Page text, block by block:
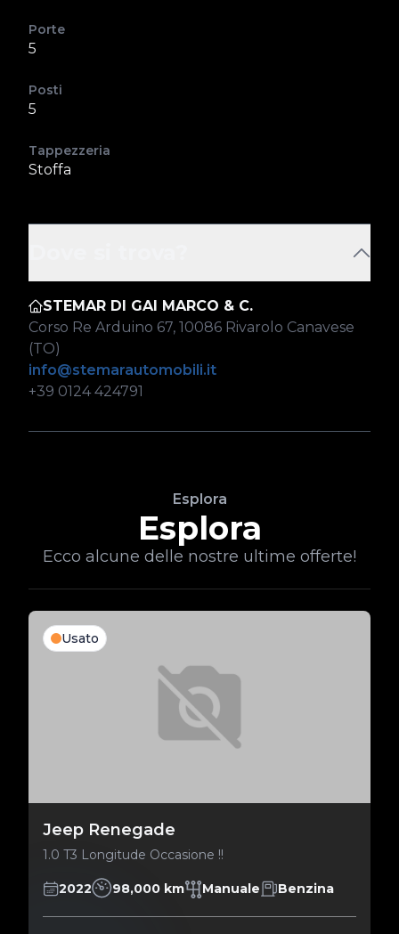
Porte
5
Posti
5
Tappezzeria
Stoffa
STEMAR DI GAI MARCO & C.
Corso Re Arduino 67, 10086 Rivarolo Canavese
(TO)
info@stemarautomobili.it
+39 0124 424791
Esplora
Esplora
Ecco alcune delle nostre ultime offerte!
Usato
Jeep Renegade
1.0 T3 Longitude Occasione !!
2022 98,000 km Manuale Benzina